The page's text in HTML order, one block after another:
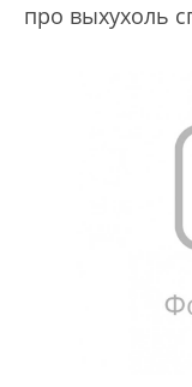
про выхухоль